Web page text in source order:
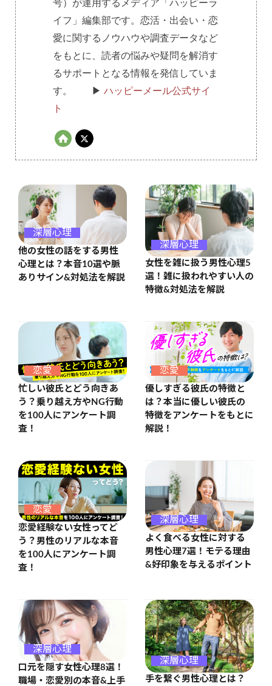
号）が運用するメディア「ハッピーラ
イフ」編集部です。恋活・出会い・恋
愛に関するノウハウや調査データなど
をもとに、読者の悩みや疑問を解消す
るサポートとなる情報を発信していま
す。 ▶︎ ハッピーメール公式サイ
ト
深層心理
他の女性の話をする男性
心理とは？本音10選や脈
ありサイン&対処法を解説
深層心理
女性を雑に扱う男性心理5
選！雑に扱われやすい人の
特徴&対処法を解説
恋愛
忙しい彼氏とどう向きあ
う？乗り越え方やNG行動
を100人にアンケート調
査！
恋愛
優しすぎる彼氏の特徴と
は？本当に優しい彼氏の
特徴をアンケートをもとに
解説！
恋愛
恋愛経験ない女性ってど
う？男性のリアルな本音
を100人にアンケート調
査！
深層心理
よく食べる女性に対する
男性心理7選！モテる理由
&好印象を与えるポイント
深層心理
口元を隠す女性心理8選！
職場・恋愛別の本音&上手
深層心理
手を繋ぐ男性心理とは？